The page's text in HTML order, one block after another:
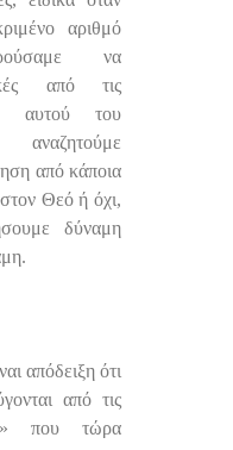
αριθμό
να
από τις
αυτού του
από κάποια
Θεό ή όχι,
δύναμη
απόδειξη ότι
από τις
που τώρα